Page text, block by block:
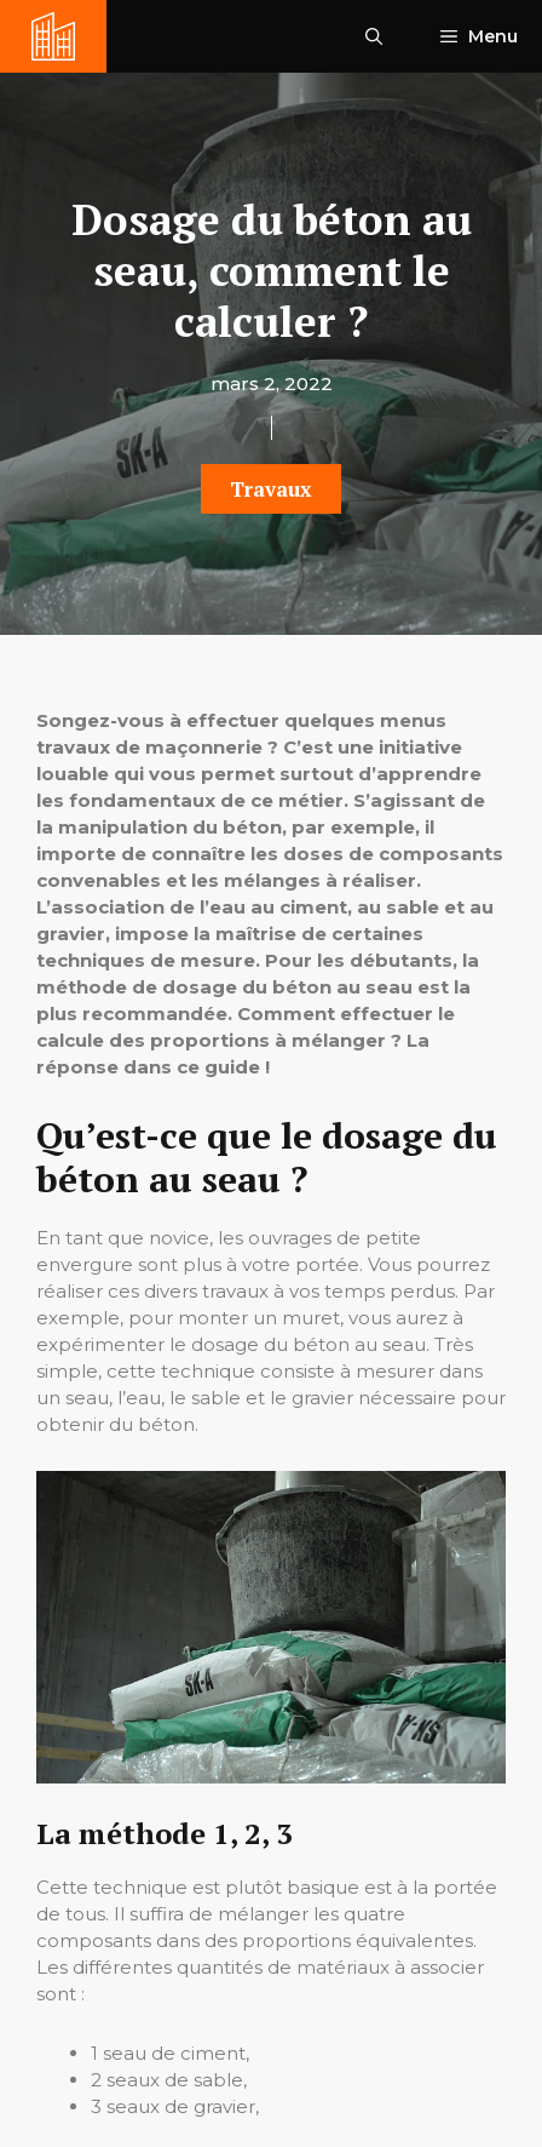
Aller
contenu
Menu
Dosage du béton au
seau, comment le
calculer ?
mars 2, 2022
Travaux
Songez-vous à effectuer quelques menus
travaux de maçonnerie ? C’est une initiative
louable qui vous permet surtout d’apprendre
les fondamentaux de ce métier. S’agissant de
la manipulation du béton, par exemple, il
importe de connaître les doses de composants
convenables et les mélanges à réaliser.
L’association de l’eau au ciment, au sable et au
gravier, impose la maîtrise de certaines
techniques de mesure. Pour les débutants, la
méthode de dosage du béton au seau est la
plus recommandée. Comment effectuer le
calcule des proportions à mélanger ? La
réponse dans ce guide !
Qu’est-ce que le dosage du
béton au seau ?
En tant que novice, les ouvrages de petite
envergure sont plus à votre portée. Vous pourrez
réaliser ces divers travaux à vos temps perdus. Par
exemple, pour monter un muret, vous aurez à
expérimenter le dosage du béton au seau. Très
simple, cette technique consiste à mesurer dans
un seau, l’eau, le sable et le gravier nécessaire pour
obtenir du béton.
La méthode 1, 2, 3
Cette technique est plutôt basique est à la portée
de tous. Il suffira de mélanger les quatre
composants dans des proportions équivalentes.
Les différentes quantités de matériaux à associer
sont :
1 seau de ciment,
2 seaux de sable,
3 seaux de gravier,